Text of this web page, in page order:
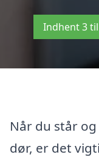
Indhent 3
Når du står
dør, er det